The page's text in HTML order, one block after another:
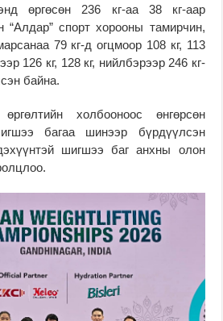
өргөсөн 236 кг-аа 38 кг-аар
спорт хорооны тамирчин,
79 кг-д огцмоор 108 кг, 113
126 кг, 128 кг, нийлбэрээр 246 кг-
байна.
холбооноос өнгөрсөн
багаа шинээр бүрдүүлсэн
шигшээ баг анхны олон